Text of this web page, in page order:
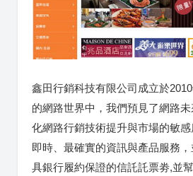
鑫田行銷科技有限公司成立於
的網路世界中，我們預見了網路
化網路行銷技術提升與市場的敏
即時、最確實的資訊與產品服務
具銀行履約保證的信託託票劵,並